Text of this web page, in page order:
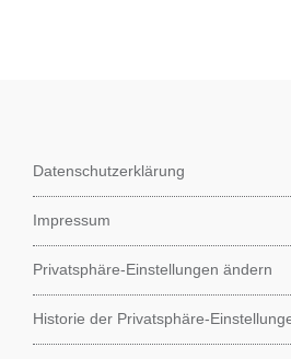
Datenschutzerklärung
Impressum
Privatsphäre-Einstellungen ändern
Historie der Privatsphäre-